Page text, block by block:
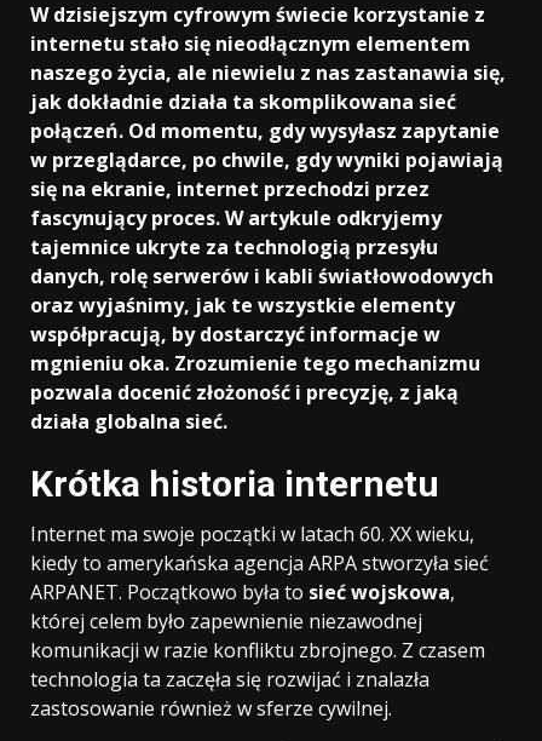
W dzisiejszym cyfrowym świecie korzystanie z
internetu stało się nieodłącznym elementem
naszego życia, ale niewielu z nas zastanawia się,
jak dokładnie działa ta skomplikowana sieć
połączeń. Od momentu, gdy wysyłasz zapytanie
w przeglądarce, po chwile, gdy wyniki pojawiają
się na ekranie, internet przechodzi przez
fascynujący proces. W artykule odkryjemy
tajemnice ukryte za technologią przesyłu
danych, rolę serwerów i kabli światłowodowych
oraz wyjaśnimy, jak te wszystkie elementy
współpracują, by dostarczyć informacje w
mgnieniu oka. Zrozumienie tego mechanizmu
pozwala docenić złożoność i precyzję, z jaką
działa globalna sieć.
Krótka historia internetu
Internet ma swoje początki w latach 60. XX wieku,
kiedy to amerykańska agencja ARPA stworzyła sieć
ARPANET. Początkowo była to sieć wojskowa,
której celem było zapewnienie niezawodnej
komunikacji w razie konfliktu zbrojnego. Z czasem
technologia ta zaczęła się rozwijać i znalazła
zastosowanie również w sferze cywilnej.